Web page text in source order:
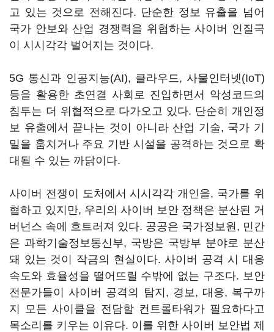
고 있는 것으로 전해진다. 단순한 정보 유출을 넘어
국가 안보와 산업 경쟁력을 위협하는 사이버 인질극
이 시시각각 벌어지는 것이다.
5G 통신과 인공지능(AI), 클라우드, 사물인터넷(IoT)
등을 활용한 초연결 사회로 진입하면서 악성코드의
침투는 더 위협적으로 다가오고 있다. 단순히 개인정
보 유출에서 끝나는 것이 아니라 산업 기술, 국가 기
밀을 훔치거나 주요 기반 시설을 공격하는 것으로 확
대될 수 있는 까닭이다.
사이버 전쟁이 도처에서 시시각각 개인을, 국가를 위
협하고 있지만, 우리의 사이버 보안 정책은 분산된 거
버넌스 속에 흐트러져 있다. 공공은 국가정보원, 민간
은 과학기술정보통신부, 국방은 국방부 분야로 분산
돼 있는 것이 작금의 현실이다. 사이버 공격 시 대응
속도와 효율성을 떨어뜨릴 수밖에 없는 구조다. 보안
전문가들이 사이버 공격의 탐지, 경보, 대응, 복구까
지 모든 사이클을 전담할 컨트롤타워가 필요하다고
목소리를 키우는 이유다. 이를 위한 사이버 보안법 제